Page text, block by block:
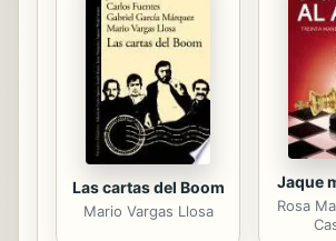
Las cartas del Boom
Mario Vargas Llosa
Jaque
Rosa